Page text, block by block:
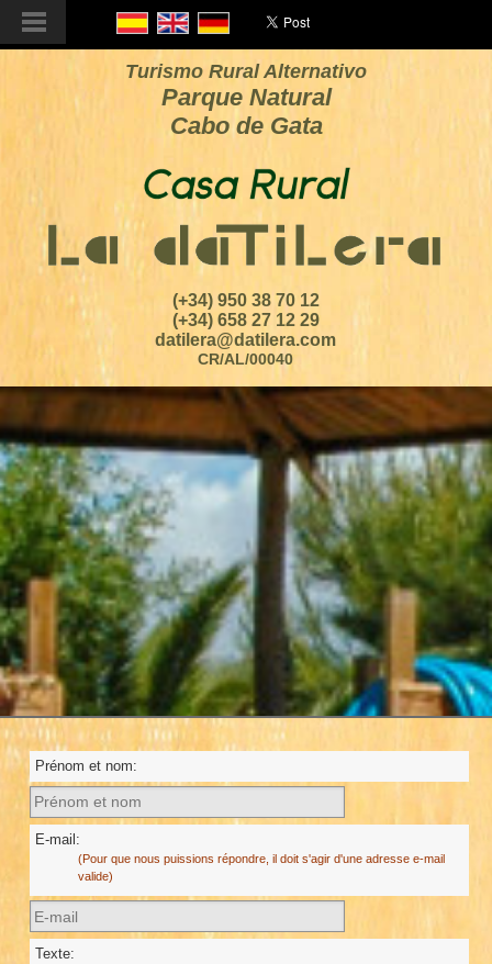
Turismo Rural Alternativo
Parque Natural
Cabo de Gata
(+34) 950 38 70 12
(+34) 658 27 12 29
datilera@datilera.com
CR/AL/00040
Prénom et nom:
E-mail:
(Pour que nous puissions répondre, il doit s'agir d'une adresse e-mail
valide)
Texte: